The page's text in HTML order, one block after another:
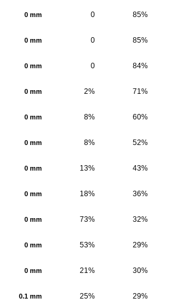
0 mm 0 85%
0 mm 0 85%
0 mm 0 84%
0 mm 2% 71%
0 mm 8% 60%
0 mm 8% 52%
0 mm 13% 43%
0 mm 18% 36%
0 mm 73% 32%
0 mm 53% 29%
0 mm 21% 30%
0.1 mm 25% 29%